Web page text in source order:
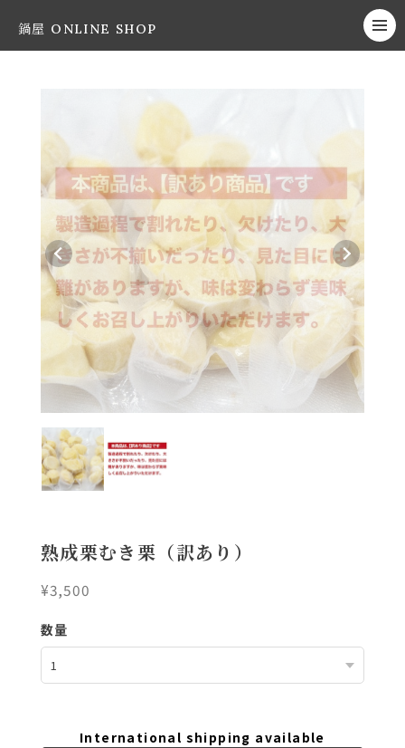
鍋屋 ONLINE SHOP
熟成栗むき栗（訳あり）
¥3,500
数量
International shipping available